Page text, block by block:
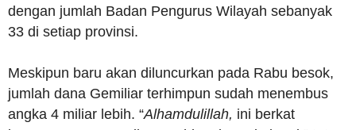
dengan jumlah Badan Pengurus Wilayah sebanyak
33 di setiap provinsi.
Meskipun baru akan diluncurkan pada Rabu besok,
jumlah dana Gemiliar terhimpun sudah menembus
angka 4 miliar lebih. “Alhamdulillah, ini berkat